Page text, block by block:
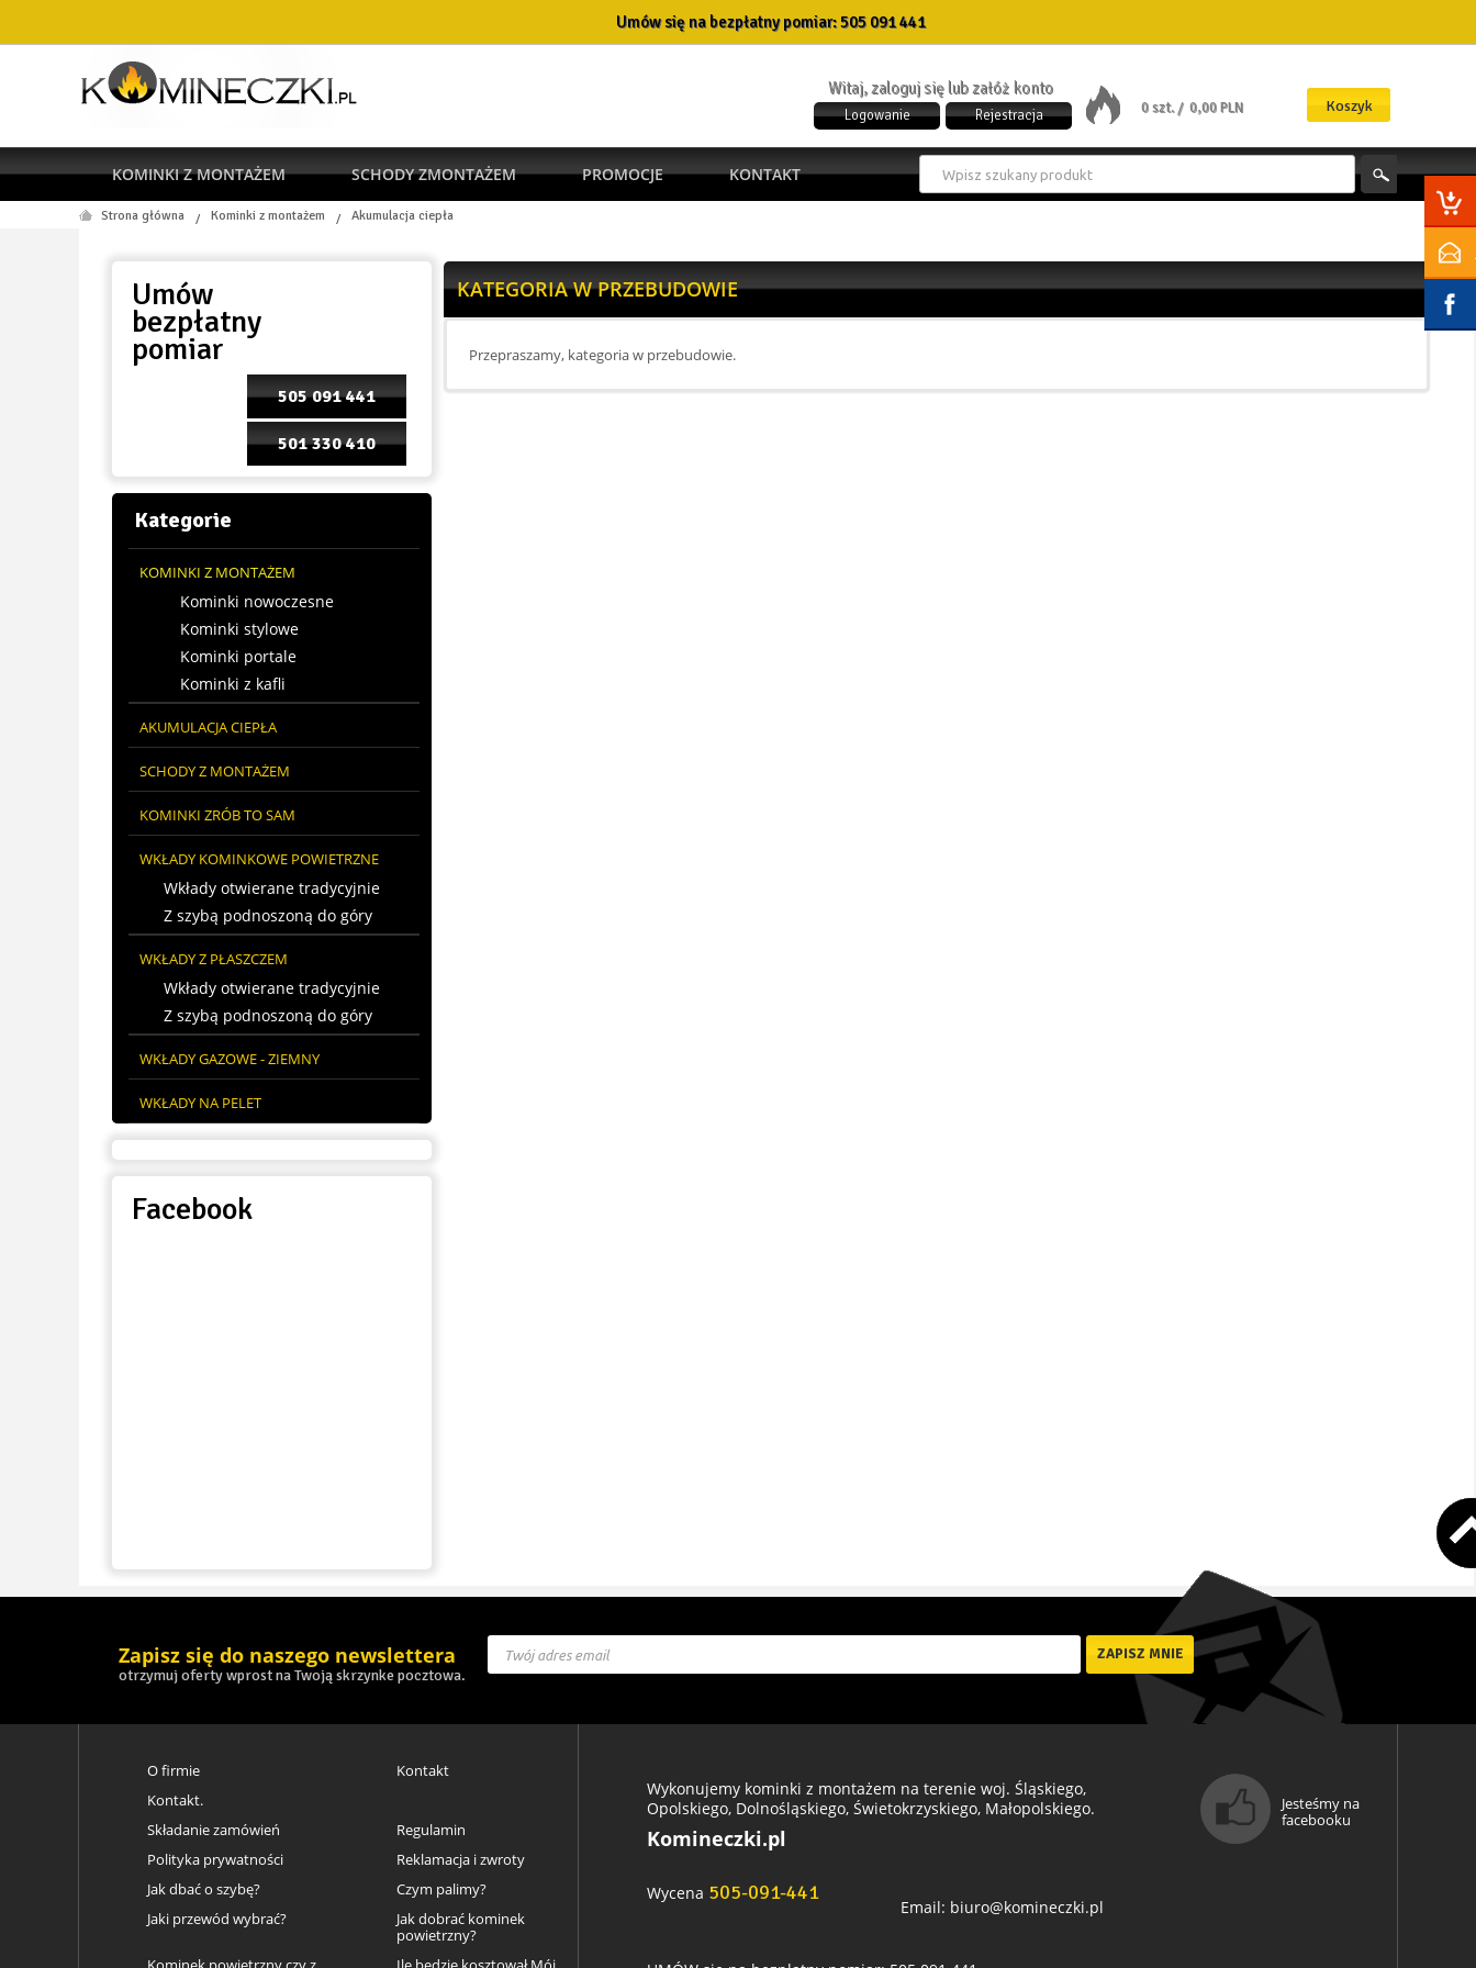
Umów się na bezpłatny pomiar:505 091 441
0 szt. / 0,00 PLN Koszyk
Witaj, zaloguj się lub załóż konto
Rejestracja
Logowanie
KOMINKI Z MONTAŻEM SCHODY ZMONTAŻEM PROMOCJE KONTAKT
RODO
Strona główna / Kominki z montażem / Akumulacja ciepła
Umów
bezpłatny
pomiar
505 091 441
501 330 410
Kategorie
KOMINKI Z MONTAŻEM
Kominki nowoczesne
Kominki stylowe
Kominki portale
Kominki z kafli
AKUMULACJA CIEPŁA
SCHODY Z MONTAŻEM
KOMINKI ZRÓB TO SAM
WKŁADY KOMINKOWE POWIETRZNE
Wkłady otwierane tradycyjnie
Z szybą podnoszoną do góry
WKŁADY Z PŁASZCZEM
Wkłady otwierane tradycyjnie
Z szybą podnoszoną do góry
WKŁADY GAZOWE - ZIEMNY
WKŁADY NA PELET
Blog
Facebook
KATEGORIA W PRZEBUDOWIE
Przepraszamy, kategoria w przebudowie.
Zapisz się do naszego newslettera
otrzymuj oferty wprost na Twoją skrzynke pocztowa.
O firmie
Kontakt
Kontakt.
Składanie zamówień
Regulamin
Polityka prywatności
Reklamacja i zwroty
Jak dbać o szybę?
Czym palimy?
Jaki przewód wybrać?
Jak dobrać kominek
powietrzny?
Wykonujemy kominki z montażem na terenie woj. Śląskiego,
Opolskiego, Dolnośląskiego, Świetokrzyskiego, Małopolskiego.
Komineczki.pl
Wycena 505-091-441
Email: biuro@komineczki.pl
Jesteśmy na
facebooku